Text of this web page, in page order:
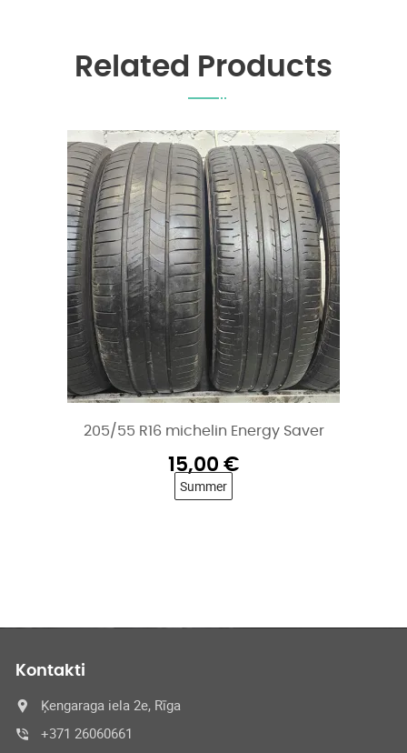
Related Products
205/55 R16 michelin Energy Saver
15,00 €
Summer
Kontakti
Ķengaraga iela 2e, Rīga
+371 26060661